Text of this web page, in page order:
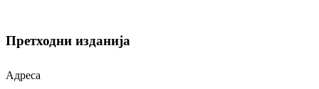
Претходни изданија
Адреса